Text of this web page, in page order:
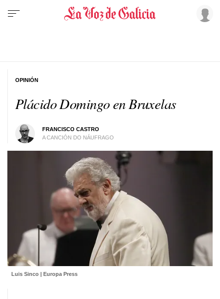
Plácido Domingo en Bruxelas
FRANCISCO CASTRO
A CANCIÓN DO NÁUFRAGO
OPINIÓN
Luis Sinco | Europa Press